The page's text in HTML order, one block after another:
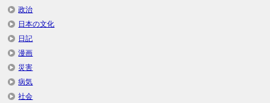
政治
日本の文化
日記
漫画
災害
病気
社会